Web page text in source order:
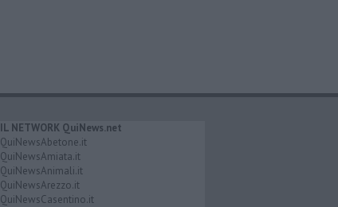
IL NETWORK QuiNews.net
QuiNewsAbetone.it
QuiNewsAmiata.it
QuiNewsAnimali.it
QuiNewsArezzo.it
QuiNewsCasentino.it